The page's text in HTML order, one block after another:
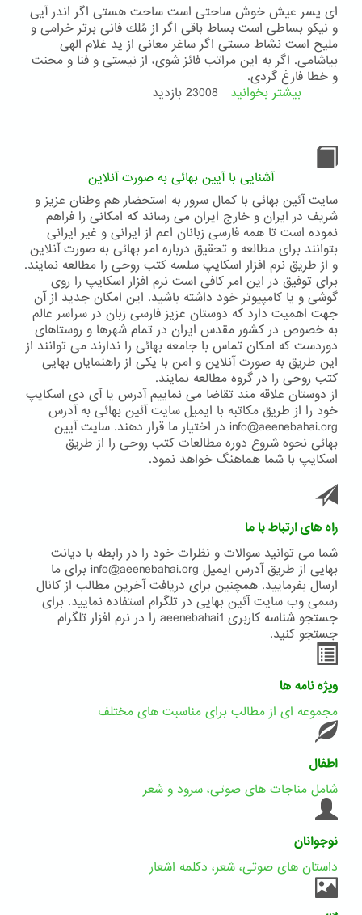
ای پسر عیش خوش ساحتی است ساحت هستی اگر اندر آیی
و نیكو بساطی است بساط باقی اگر از مُلك فانی برتر خرامی و
ملیح است نشاط مستی اگر ساغر معانی از ید غلام الهی
بیاشامی. اگر به این مراتب فائز شوی، از نیستی و فنا و محنت
و خطا فارغ گردی.
بیشتر بخوانید درباره
23008 بازدید
آشنایی با آیین بهائی به صورت آنلاین
سایت آئین بهائی با کمال سرور به استحضار هم وطنان عزیز و
شریف در ایران و خارج ایران می رساند که امکانی را فراهم
نموده است تا همه فارسی زبانان اعم از ایرانی و غیر ایرانی
بتوانند برای مطالعه و تحقیق درباره امر بهائی به صورت آنلاین
و از طریق نرم افزار اسکایپ سلسه کتب روحی را مطالعه نمایند.
برای توفیق در این امر کافی است نرم افزار اسکایپ را روی
گوشی و یا کامپیوتر خود داشته باشید. این امکان جدید از آن
جهت اهمیت دارد که دوستان عزیز فارسی زبان در سراسر عالم
به خصوص در کشور مقدس ایران در تمام شهرها و روستاهای
دوردست که امکان تماس با جامعه بهائی را ندارند می توانند از
این طریق به صورت آنلاین و امن با یکی از راهنمایان بهایی
کتب روحی را در گروه مطالعه نمایند.
از دوستان علاقه مند تقاضا می نماییم آدرس یا آی دی اسکایپ
خود را از طریق مکاتبه با ایمیل سایت آئین بهائی به آدرس
info@aeenebahai.org در اختیار ما قرار دهند. سایت آیین
بهائی نحوه شروع دوره مطالعات کتب روحی را از طریق
اسکایپ با شما هماهنگ خواهد نمود.
راه های ارتباط با ما
شما می توانید سوالات و نظرات خود را در رابطه با دیانت
بهایی از طریق آدرس ایمیل info@aeenebahai.org برای ما
ارسال بفرمایید. همچنین برای دریافت آخرین مطالب از کانال
رسمی وب سایت آئین بهایی در تلگرام استفاده نمایید. برای
جستجو شناسه کاربری aeenebahai1 را در نرم افزار تلگرام
جستجو کنید.
ویژه نامه ها
مجموعه ای از مطالب برای مناسبت های مختلف
اطفال
شامل مناجات های صوتی، سرود و شعر
نوجوانان
داستان های صوتی، شعر، دکلمه اشعار